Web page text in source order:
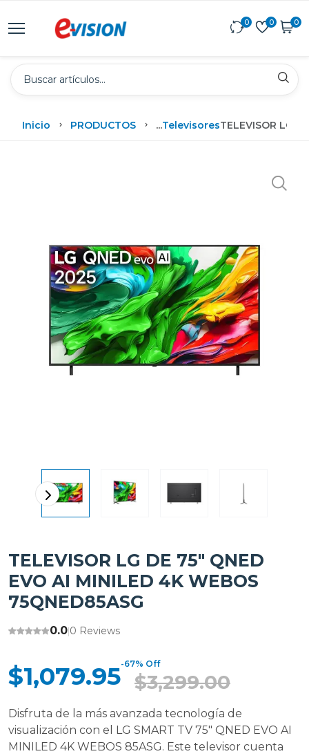
0 0 0
Inicio PRODUCTOS ...TelevisoresTELEVISOR LG
TELEVISOR LG DE 75" QNED
EVO AI MINILED 4K WEBOS
75QNED85ASG
0.0|0 Reviews
$1,079.95-67% Off
$3,299.00
Disfruta de la más avanzada tecnología de
visualización con el LG SMART TV 75" QNED EVO AI
MINILED 4K WEBOS 85ASG. Este televisor cuenta